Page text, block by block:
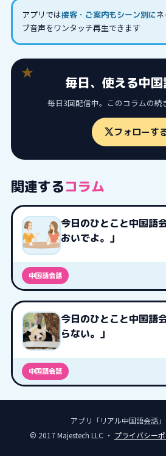
アプリでは接客・ご案内もシーン別にネ
ブ音声をワンタッチ再生できます
毎日、使える中国
毎日3回配信中。このコラムの続
フォローす
関連するコラム
今日のひとこと中国語
おいでよ。」
中国語会話
今日のひとこと中国語
らない。」
中国語会話
アプリ「リアル中国語会話
© 2017 Majestech LLC ・ プライバシー